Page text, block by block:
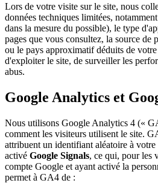
Lors de votre visite sur le site, nous
données techniques limitées,
dans la mesure du possible), le type
pages que vous consultez, la source de
ou le pays approximatif déduits de
d'exploiter le site, de surveiller les
abus.
Google Analytics et
Nous utilisons Google Analytics 4 («
comment les visiteurs utilisent le site.
attribuent un identifiant aléatoire à
activé Google Signals, ce qui, pour les
compte Google et ayant activé la
permet à GA4 de :